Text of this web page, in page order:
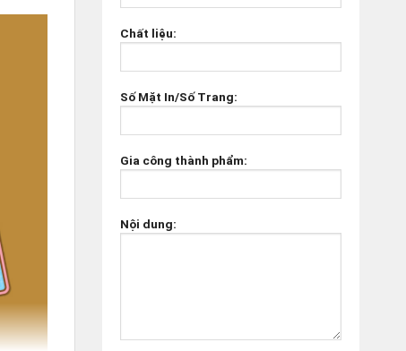
Chất liệu:
Số Mặt In/Số Trang:
Gia công thành phẩm:
Nội dung: